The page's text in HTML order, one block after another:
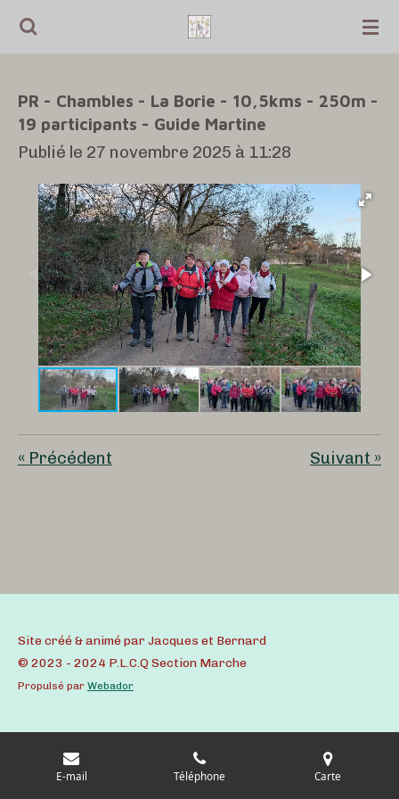
Passer
principal
PR - Chambles - La Borie - 10,5kms - 250m -
19 participants - Guide Martine
Publié le 27 novembre 2025 à 11:28
« Précédent Suivant »
Site créé & animé par Jacques et Bernard
© 2023 - 2024 P.L.C.Q Section Marche
Propulsé par Webador
E-mail Téléphone Carte